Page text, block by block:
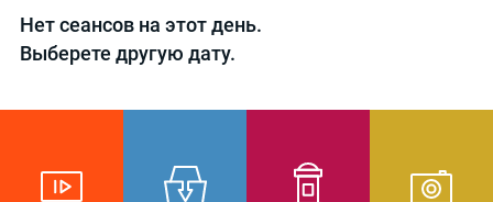
Нет сеансов на этот день.
Выберете другую дату.